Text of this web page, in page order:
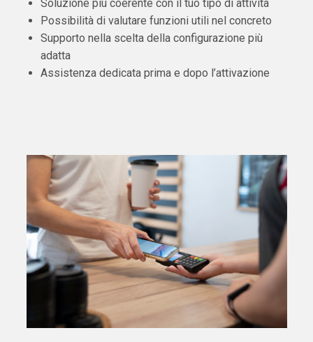
Soluzione più coerente con il tuo tipo di attività
Possibilità di valutare funzioni utili nel concreto
Supporto nella scelta della configurazione più
adatta
Assistenza dedicata prima e dopo l’attivazione